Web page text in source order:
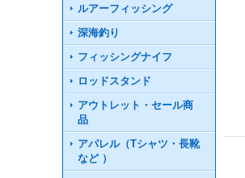
ルアーフィッシング
深海釣り
フィッシングナイフ
ロッドスタンド
アウトレット・セール商
品
アパレル（Tシャツ・長靴
など ）